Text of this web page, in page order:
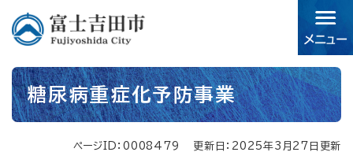
す。
本
文 糖尿病重症化予防事業
ページID：0008479 更新日：2025年3月27日更新